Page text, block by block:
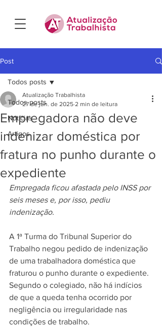
Post
Todos posts
Notícias
Artigos
Todos posts
Empregadora não deve
indenizar doméstica por
fratura no punho durante o
expediente
Atualização Trabalhista
27 de jun. de 2025 2 min de leitura
Empregada ficou afastada pelo INSS por
seis meses e, por isso, pediu
indenização.
A 1ª Turma do Tribunal Superior do
Trabalho negou pedido de indenização
de uma trabalhadora doméstica que
fraturou o punho durante o expediente.
Segundo o colegiado, não há indícios
de que a queda tenha ocorrido por
negligência ou irregularidade nas
condições de trabalho.